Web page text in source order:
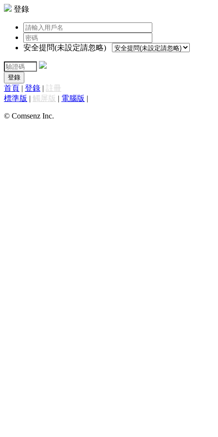
登錄
安全提問(未設定請忽略)
登錄
首頁 | 登錄 | 註冊
標準版 | 觸屏版 | 電腦版 |
© Comsenz Inc.